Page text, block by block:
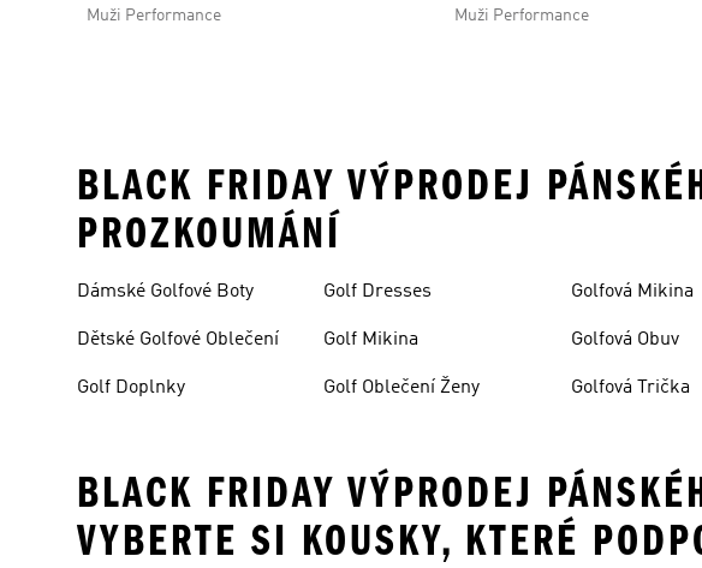
Muži Performance
Muži Performance
BLACK FRIDAY VÝPRODEJ
PROZKOUMÁNÍ
Dámské Golfové Boty
Dětské Golfové Oblečení
Golf Doplnky
Golf Dresses
Golf Mikina
Golf Oblečení Ženy
Golfová Mikina
Golfová Obuv
Golfová Trička
BLACK FRIDAY VÝPRODEJ
VYBERTE SI KOUSKY, KTERÉ